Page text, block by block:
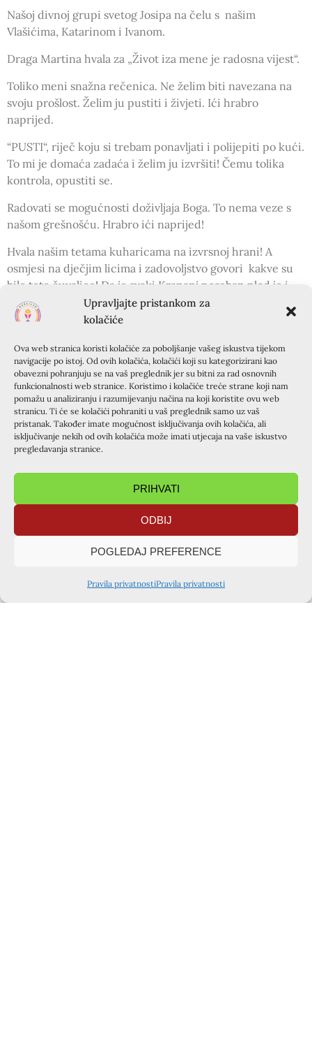
Upravljajte pristankom za
kolačiće
Ova web stranica koristi kolačiće za poboljšanje vašeg iskustva tijekom
navigacije po istoj. Od ovih kolačića, kolačići koji su kategorizirani kao
obavezni pohranjuju se na vaš preglednik jer su bitni za rad osnovnih
funkcionalnosti web stranice. Koristimo i kolačiće treće strane koji nam
pomažu u analiziranju i razumijevanju načina na koji koristite ovu web
stranicu. Ti će se kolačići pohraniti u vaš preglednik samo uz vaš
pristanak. Također imate mogućnost isključivanja ovih kolačića, ali
isključivanje nekih od ovih kolačića može imati utjecaja na vaše iskustvo
pregledavanja stranice.
PRIHVATI
ODBIJ
POGLEDAJ PREFERENCE
Pravila privatnostiPravila privatnosti
Našoj divnoj grupi svetog Josipa na čelu s našim
Vlašićima, Katarinom i Ivanom.
Draga Martina hvala za „Život iza mene je radosna vijest“.
Toliko meni snažna rečenica. Ne želim biti navezana na
svoju prošlost. Želim ju pustiti i živjeti. Ići hrabro
naprijed.
“PUSTI“, riječ koju si trebam ponavljati i polijepiti po kući.
To mi je domaća zadaća i želim ju izvršiti! Čemu tolika
kontrola, opustiti se.
Radovati se mogućnosti doživljaja Boga. To nema veze s
našom grešnošću. Hrabro ići naprijed!
Hvala našim tetama kuharicama na izvrsnoj hrani! A
osmjesi na dječjim licima i zadovoljstvo govori kakve su
bile tete čuvalice! Da je svaki Krapanj poseban plod je i
molitve dragih molitelja.
Posebnost ovoga Krapnja je i što je počeo sa svetkovinom
Velike Gospa i završio s BDM Kraljicom.
Neke obitelji iz nekih razloga ove godine nisu mogle doći
na Krapanj, ali dobri Bog zna najbolje i sve okreće na
dobro!
Isuse Ti si mir u mojim nemirima, moja snaga u
nemoćima, moja utjeha u patnjama, moja zahvala u
Hvala Ti dobri moj!
I još nešto, ove godine bračna inventura, mužu i meni je
išla odlično. Zaključili smo još najmanje četiri godine